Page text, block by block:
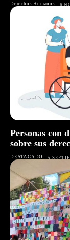
Derechos Humanos 6
Personas con
sobre sus
DESTACADO 5